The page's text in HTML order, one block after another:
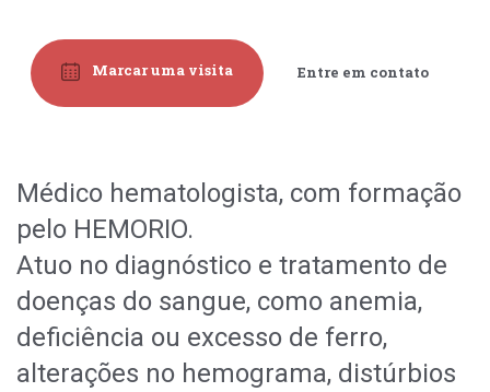
Marcar uma visita Entre em contato
Médico hematologista, com formação
pelo HEMORIO.
Atuo no diagnóstico e tratamento de
doenças do sangue, como anemia,
deficiência ou excesso de ferro,
alterações no hemograma, distúrbios